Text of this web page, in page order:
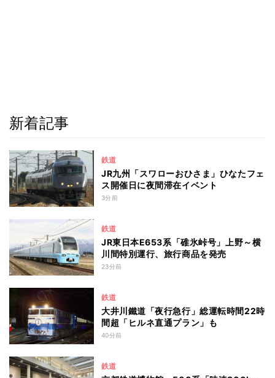
新着記事
鉄道
JR九州「スワローおひさま」ひなたフェ
ス開催日に夜間滞在イベント
3分前
鉄道
JR東日本E653系「碓氷峠号」上野～横
川間特別運行、旅行商品を発売
23分前
鉄道
大井川鐵道「夜行急行」総運転時間22時
間超「ヒルネ直通プラン」も
40分前
鉄道